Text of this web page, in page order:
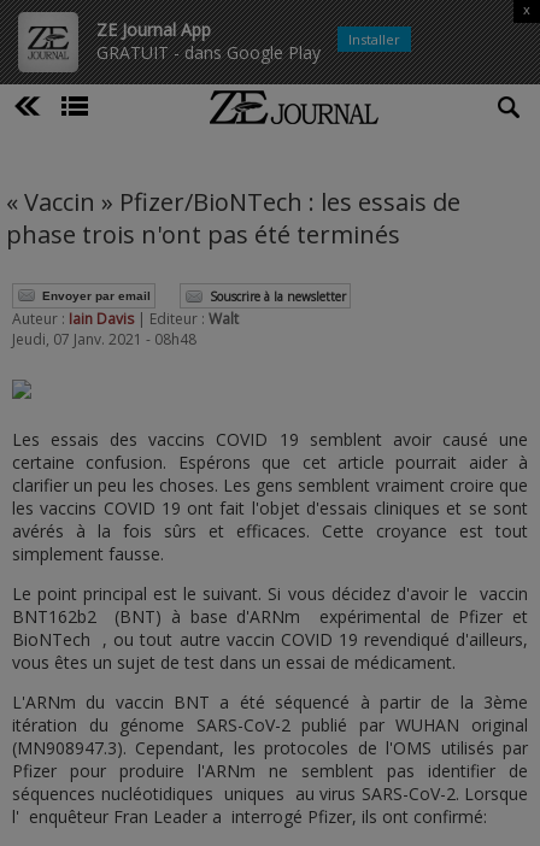
ZE Journal App
GRATUIT - dans Google Play
x
Installer
« Vaccin » Pfizer/BioNTech : les essais de
phase trois n'ont pas été terminés
Envoyer par email Souscrire à la newsletter
Auteur : Iain Davis | Editeur : Walt
Jeudi, 07 Janv. 2021 - 08h48
Les essais des vaccins COVID 19 semblent avoir causé une
certaine confusion. Espérons que cet article pourrait aider à
clarifier un peu les choses. Les gens semblent vraiment croire que
les vaccins COVID 19 ont fait l'objet d'essais cliniques et se sont
avérés à la fois sûrs et efficaces. Cette croyance est tout
simplement fausse.
Le point principal est le suivant. Si vous décidez d'avoir le vaccin
BNT162b2 (BNT) à base d'ARNm expérimental de Pfizer et
BioNTech , ou tout autre vaccin COVID 19 revendiqué d'ailleurs,
vous êtes un sujet de test dans un essai de médicament.
L'ARNm du vaccin BNT a été séquencé à partir de la 3ème
itération du génome SARS-CoV-2 publié par WUHAN original
(MN908947.3). Cependant, les protocoles de l'OMS utilisés par
Pfizer pour produire l'ARNm ne semblent pas identifier de
séquences nucléotidiques uniques au virus SARS-CoV-2. Lorsque
l' enquêteur Fran Leader a interrogé Pfizer, ils ont confirmé: